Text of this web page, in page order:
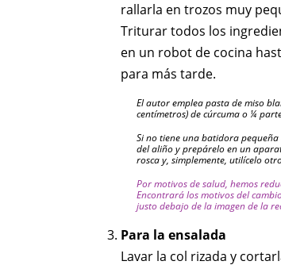
rallarla en trozos muy
Triturar todos los
en un robot de cocina
para más tarde.
El autor emplea pasta de miso
centímetros) de cúrcuma o ¼
Si no tiene una batidora
del aliño y prepárelo en un
rosca y, simplemente, utilícelo
Por motivos de salud, hemos
Encontrará los motivos del
justo debajo de la imagen de la
Para la ensalada
Lavar la col rizada y